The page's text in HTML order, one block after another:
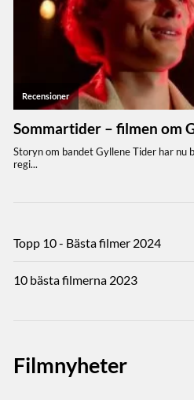
Topp 10 - Bästa filmer 2024
10 bästa filmerna 2023
Filmnyheter